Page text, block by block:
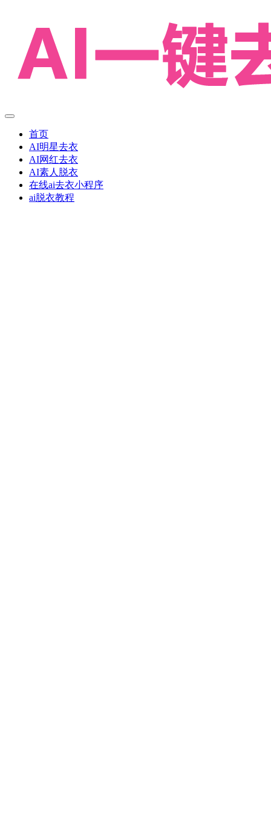
首页
AI明星去衣
AI网红去衣
AI素人脱衣
在线ai去衣小程序
ai脱衣教程